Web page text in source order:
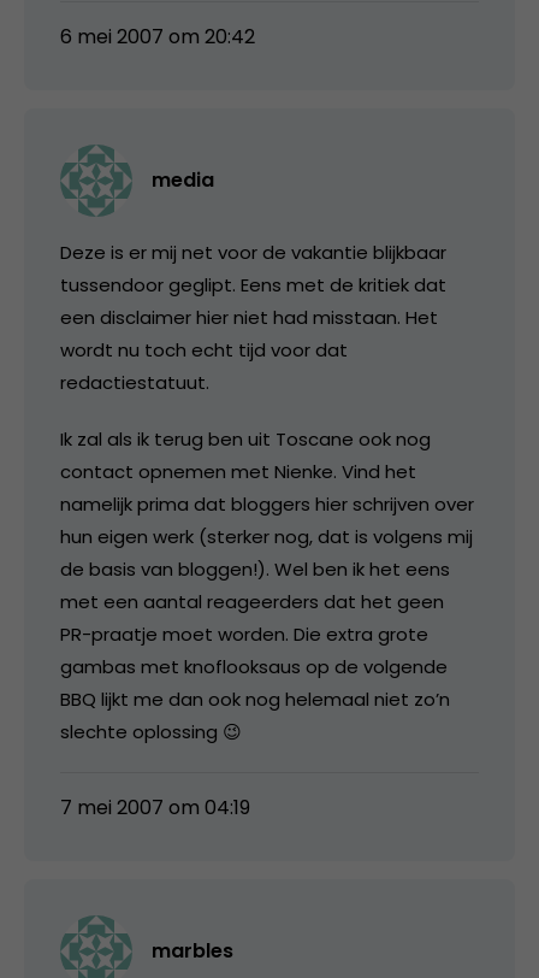
6 mei 2007 om 20:42
media
Deze is er mij net voor de vakantie blijkbaar
tussendoor geglipt. Eens met de kritiek dat
een disclaimer hier niet had misstaan. Het
wordt nu toch echt tijd voor dat
redactiestatuut.
Ik zal als ik terug ben uit Toscane ook nog
contact opnemen met Nienke. Vind het
namelijk prima dat bloggers hier schrijven over
hun eigen werk (sterker nog, dat is volgens mij
de basis van bloggen!). Wel ben ik het eens
met een aantal reageerders dat het geen
PR-praatje moet worden. Die extra grote
gambas met knoflooksaus op de volgende
BBQ lijkt me dan ook nog helemaal niet zo’n
slechte oplossing 😉
7 mei 2007 om 04:19
marbles